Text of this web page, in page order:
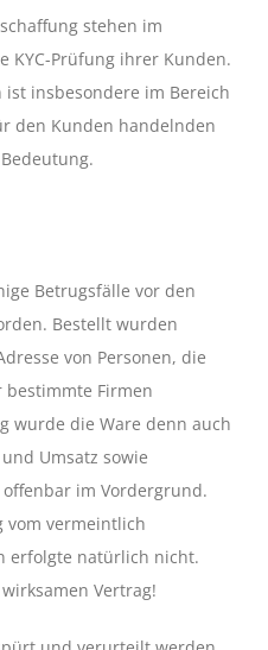
stehen im
KYC-Prüfung ihrer Kunden.
insbesondere im Bereich
den Kunden handelnden
Betrugsfälle vor den
Bestellt wurden
von Personen, die
Firmen
wurde die Ware denn auch
Umsatz sowie
im Vordergrund.
vom vermeintlich
erfolgte natürlich nicht.
Vertrag!